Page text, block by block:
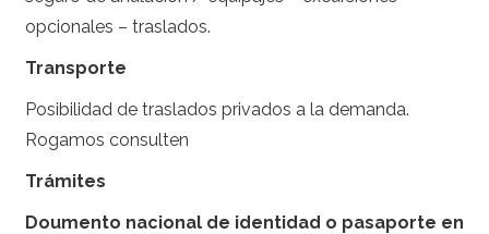
opcionales – traslados.
Transporte
Posibilidad de traslados privados a la demanda.
Rogamos consulten
Trámites
Doumento nacional de identidad o pasaporte en